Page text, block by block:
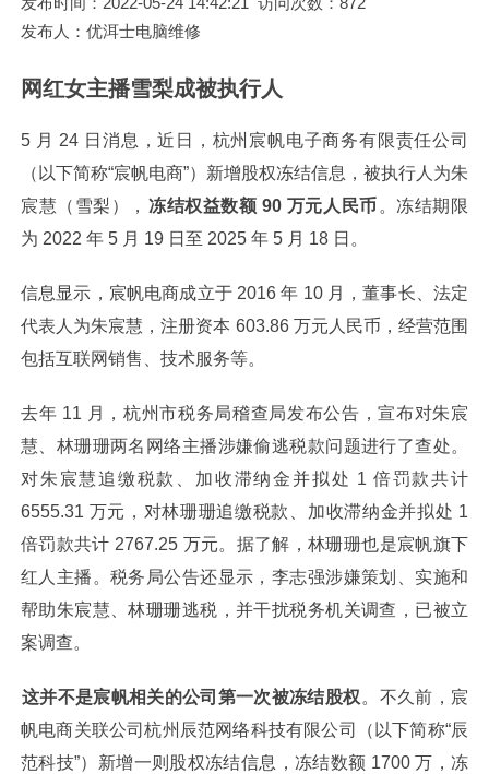
发布人：优洱士电脑维修
网红女主播雪梨成被执行人
5 月 24 日消息，近日，杭州宸帆电子商务有限责任公司
（以下简称“宸帆电商”）新增股权冻结信息，被执行人为朱
宸慧（雪梨）， 冻结权益数额 90 万元人民币 。冻结期限
为 2022 年 5 月 19 日至 2025 年 5 月 18 日。
信息显示，宸帆电商成立于 2016 年 10 月，董事长、法定
代表人为朱宸慧，注册资本 603.86 万元人民币，经营范围
包括互联网销售、技术服务等。
去年 11 月，杭州市税务局稽查局发布公告，宣布对朱宸
慧、林珊珊两名网络主播涉嫌偷逃税款问题进行了查处。
对朱宸慧追缴税款、加收滞纳金并拟处 1 倍罚款共计
6555.31 万元，对林珊珊追缴税款、加收滞纳金并拟处 1
倍罚款共计 2767.25 万元。据了解，林珊珊也是宸帆旗下
红人主播。税务局公告还显示，李志强涉嫌策划、实施和
帮助朱宸慧、林珊珊逃税，并干扰税务机关调查，已被立
案调查。
这并不是宸帆相关的公司第一次被冻结股权 。不久前，宸
帆电商关联公司杭州辰范网络科技有限公司（以下简称“辰
范科技”）新增一则股权冻结信息，冻结数额 1700 万，冻